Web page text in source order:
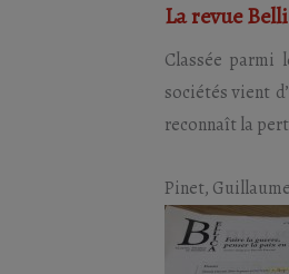
La revue
Classée parmi
sociétés vient
reconnaît la
Pinet, Guillaume